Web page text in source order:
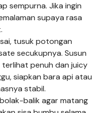
sempurna. Jika ingin
supaya rasa
tusuk potongan
secukupnya. Susun
penuh dan juicy
siapkan bara api atau
stabil.
balik agar matang